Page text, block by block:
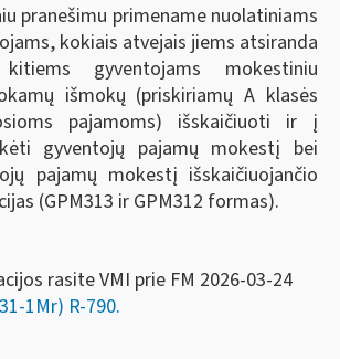
pranešimu primename nuolatiniams
kokiais atvejais jiems atsiranda
gyventojams mokestiniu
išmokų (priskiriamų A klasės
pajamoms) išskaičiuoti ir į
gyventojų pajamų mokestį bei
pajamų mokestį išskaičiuojančio
(GPM313 ir GPM312 formas).
rasite VMI prie FM 2026-03-24
1Mr) R-790.